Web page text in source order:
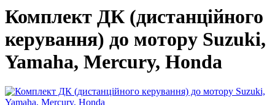
Комплект ДК (дистанційного
керування) до мотору Suzuki,
Yamaha, Mercury, Honda